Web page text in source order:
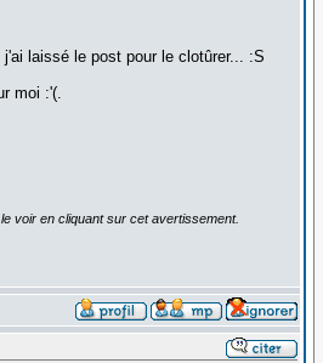
laissé le post pour le clotûrer... :S
moi :'(.
voir en cliquant sur cet avertissement.